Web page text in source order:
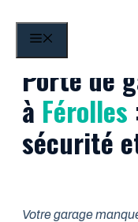
Porte de
à Férolles
sécurité
Votre garage